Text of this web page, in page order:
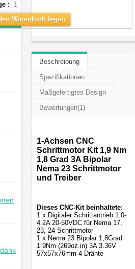
:
Warenkorb legen
Beschreibung
Spezifikationen
Maßgefertigtes Design
Bewertungen(1)
1-Achsen CNC
Schrittmotor Kit 1,9 Nm
1,8 Grad 3A Bipolar
Nema 23 Schrittmotor
und Treiber
Dieses CNC-Kit beinhaltete:
1 x Digitaler Schrittantrieb 1.0-
4.2A 20-50VDC für Nema 17,
23, 24 Schrittmotor
1 x Nema 23 Bipolar 1,8Grad
1.9Nm (269oz.in) 3A 3.36V
57x57x76mm 4 Drähte